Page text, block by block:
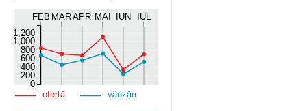
FEB MARAPR MAI IUN IUL
0
200
400
600
800
1,000
1,200
ofertă vânzări